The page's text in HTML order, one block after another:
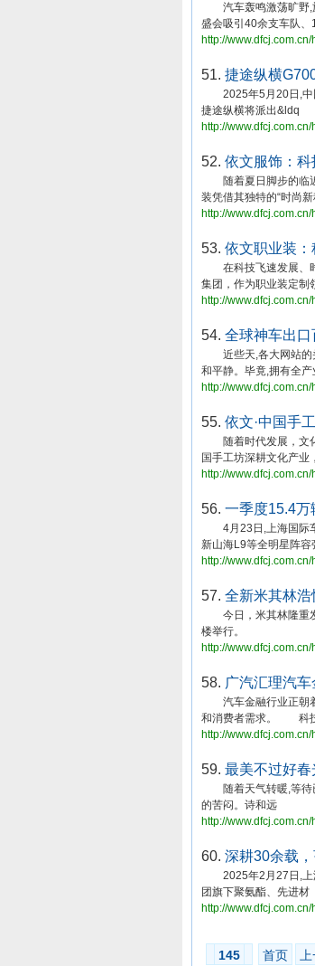
汽车轰鸣激荡旷野,旌
盛会吸引40余支车队、
http://
51. 捷途纵横
2025年5月20日,中国
捷途纵横将派出&ldq
http://
52. 依文服饰：
随着夏日脚步的临近
装凭借其独特的“时尚
http://
53. 依文职业装
在科技飞速发展、时
集团，作为职业装定制
http://
54. 全球神车出口
近些天,各大网站的头
和平静。毕竟,拥有全产
http://
55. 依文·中国手
随着时代发展，文化
国手工坊深耕文化产业
http://
56. 一季度15.4万
4月23日,上海国际车
新山海L9等全明星阵容
http://
57. 全新米其林
今日，米其林隆重发
楼举行。
http://
58. 广汽汇理汽
汽车金融行业正朝着
和消费者需求。 科
http://
59. 最美不过好
随着天气转暖,等待已
的苦闷。诗和远
http://
60. 深耕30余载
2025年2月27日,上海
团旗下聚氨酯、先进材
http://
145 首页